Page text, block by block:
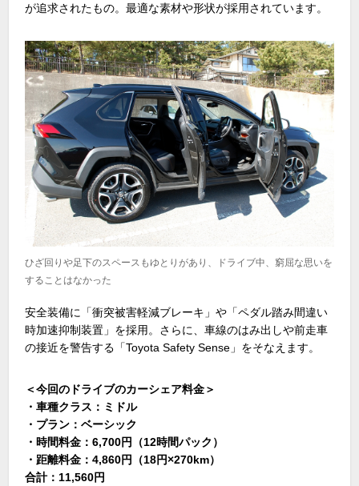
が追求されたもの。最適な素材や形状が採用されています。
ひざ回りや足下のスペースもゆとりがあり、ドライブ中、窮屈な思いを
することはなかった
安全装備に「衝突被害軽減ブレーキ」や「ペダル踏み間違い
時加速抑制装置」を採用。さらに、車線のはみ出しや前走車
の接近を警告する「Toyota Safety Sense」をそなえます。
＜今回のドライブのカーシェア料金＞
・車種クラス：ミドル
・プラン：ベーシック
・時間料金：6,700円（12時間パック）
・距離料金：4,860円（18円×270km）
合計：11,560円